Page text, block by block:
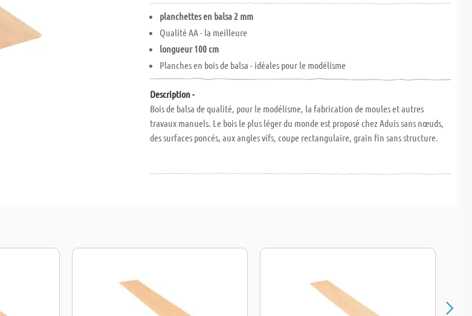
planchettes en balsa 2 mm
Qualité AA - la meilleure
longueur 100 cm
Planches en bois de balsa - idéales pour le modélisme
Description -
Bois de balsa de qualité, pour le modélisme, la fabrication de moules et autres
travaux manuels. Le bois le plus léger du monde est proposé chez Aduis sans nœuds,
des surfaces poncés, aux angles vifs, coupe rectangulaire, grain fin sans structure.